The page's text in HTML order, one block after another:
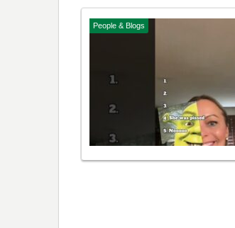
People & Blogs